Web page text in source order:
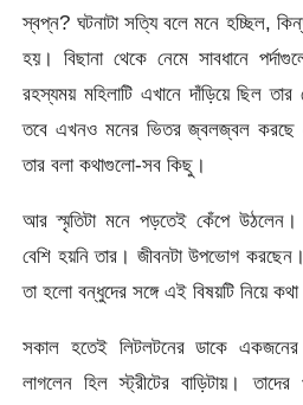
স্বপ্ন? ঘটনাটা সত্যি বলে মনে হচ্ছিল,
হয়। বিছানা থেকে নেমে সাবধানে
রহস্যময় মহিলাটি এখানে দাঁড়িয়ে ছিল
তবে এখনও মনের ভিতর জ্বলজ্বল করছে
তার বলা কথাগুলো-সব কিছু।
আর স্মৃতিটা মনে পড়তেই কেঁপে
বেশি হয়নি তার। জীবনটা উপভোগ
তা হলো বন্ধুদের সঙ্গে এই বিষয়টি নিয়ে
সকাল হতেই লিটলটনের ডাকে
লাগলেন হিল স্ট্রীটের বাড়িটায়।